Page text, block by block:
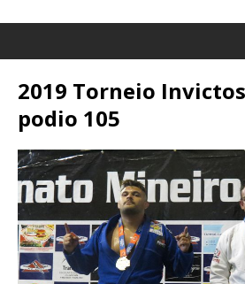
2019 Torneio
podio 105